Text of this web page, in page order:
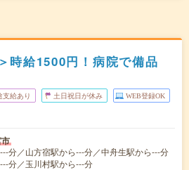
時給1500円！病院で備品
支給あり 土日祝日が休み WEB登録OK
分／山方宿駅から---分／中舟生駅から---分
分／玉川村駅から---分